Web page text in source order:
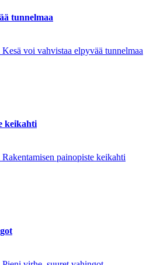
tunnelmaa
voi vahvistaa elpyvää tunnelmaa
keikahti
painopiste keikahti